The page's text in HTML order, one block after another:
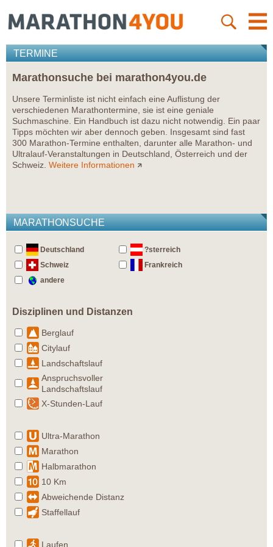
TERMINE
Marathonsuche bei marathon4you.de
Unsere Terminliste ist nicht einfach eine Auflistung der
verschiedenen Marathontermine, sie ist eine geniale
Suchmaschine. Ein Handbuch ist dazu nicht notwendig. Ein paar
Tipps möchten wir aber dennoch geben. Insgesamt sind fast
300 Marathon-Termine enthalten, darunter alle Marathon- und
Ultralauf-Veranstaltungen in Deutschland, Österreich und der
Schweiz. Weitere Informationen
MARATHONSUCHE
Deutschland
?sterreich
Schweiz
Frankreich
andere
Disziplinen und Distanzen
Berglauf
Citylauf
Landschaftslauf
Anspruchsvoller
Landschaftslauf
X-Stunden-Lauf
Ultra-Marathon
Marathon
Halbmarathon
10 Km
Abweichende Distanz
Staffellauf
Laufen